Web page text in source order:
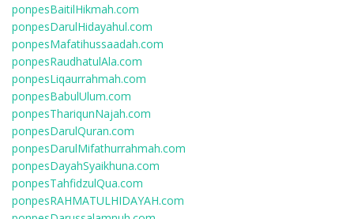
ponpesBaitilHikmah.com
ponpesDarulHidayahul.com
ponpesMafatihussaadah.com
ponpesRaudhatulAla.com
ponpesLiqaurrahmah.com
ponpesBabulUlum.com
ponpesThariqunNajah.com
ponpesDarulQuran.com
ponpesDarulMifathurrahmah.com
ponpesDayahSyaikhuna.com
ponpesTahfidzulQua.com
ponpesRAHMATULHIDAYAH.com